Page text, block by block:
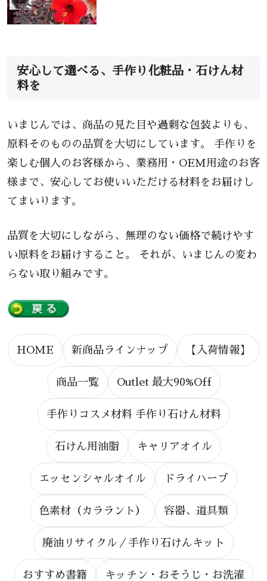
安心して選べる、手作り化粧品・石けん材
料を
いまじんでは、商品の見た目や過剰な包装よりも、
原料そのものの品質を大切にしています。 手作りを
楽しむ個人のお客様から、業務用・OEM用途のお客
様まで、安心してお使いいただける材料をお届けし
てまいります。
品質を大切にしながら、無理のない価格で続けやす
い原料をお届けすること。 それが、いまじんの変わ
らない取り組みです。
HOME 新商品ラインナップ 【入荷情報】
商品一覧 Outlet 最大90%Off
手作りコスメ材料 手作り石けん材料
石けん用油脂 キャリアオイル
エッセンシャルオイル ドライハーブ
色素材（カララント） 容器、道具類
廃油リサイクル／手作り石けんキット
おすすめ書籍 キッチン・おそうじ・お洗濯